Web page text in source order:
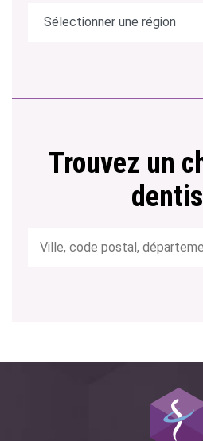
Trouvez un